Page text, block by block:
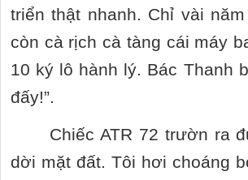
triển thật nhanh. Chỉ vài
còn cà rịch cà tàng cái máy
10 ký lô hành lý. Bác Thanh
đấy!”.
Chiếc ATR 72 trườn ra
dời mặt đất. Tôi hơi choáng